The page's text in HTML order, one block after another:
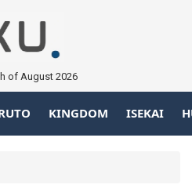
of August 2026
KINGDOM ISEKAI